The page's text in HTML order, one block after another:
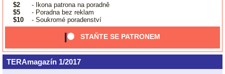
$2
- Ikona patrona na poradně
$5
- Poradna bez reklam
$10
- Soukromé poradenství
STAŇTE SE PATRONEM
TERAmagazín 1/2017